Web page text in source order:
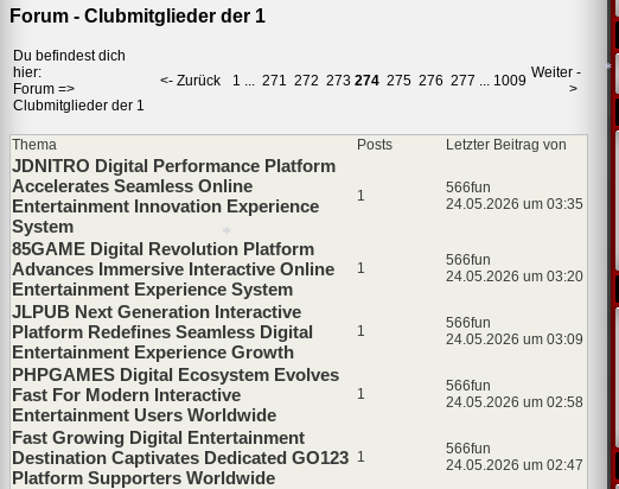
Forum - Clubmitglieder der 1
Du befindest dich
hier:
Forum =>
Clubmitglieder der 1
<- Zurück 1 ... 271 272 273 274 275 276 277 ... 1009 Weiter -
>
Thema Posts Letzter Beitrag von
JDNITRO Digital Performance Platform
Accelerates Seamless Online
Entertainment Innovation Experience
System
1
566fun
24.05.2026 um 03:35
85GAME Digital Revolution Platform
Advances Immersive Interactive Online
Entertainment Experience System
1
566fun
24.05.2026 um 03:20
JLPUB Next Generation Interactive
Platform Redefines Seamless Digital
Entertainment Experience Growth
1
566fun
24.05.2026 um 03:09
PHPGAMES Digital Ecosystem Evolves
Fast For Modern Interactive
Entertainment Users Worldwide
1
566fun
24.05.2026 um 02:58
Fast Growing Digital Entertainment
Destination Captivates Dedicated GO123
Platform Supporters Worldwide
1
566fun
24.05.2026 um 02:47
*